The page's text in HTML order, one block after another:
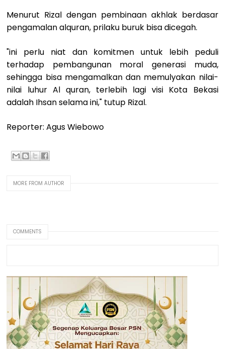
Menurut Rizal dengan pembinaan akhlak berdasar
pengamalan alquran, prilaku buruk bisa dicegah.
"ini perlu niat dan komitmen untuk lebih peduli
terhadap pembangunan moral generasi muda,
sehingga bisa mengamalkan dan memulyakan nilai-
nilai luhur Al quran, terlebih lagi visi Kota Bekasi
adalah Ihsan selama ini," tutup Rizal.
Reporter: Agus Wiebowo
MORE FROM AUTHOR
COMMENTS